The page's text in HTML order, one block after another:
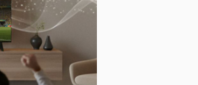
Termos de Uso e Política de Privacidade do